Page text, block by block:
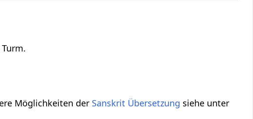
Möglichkeiten der Sanskrit Übersetzung siehe unter